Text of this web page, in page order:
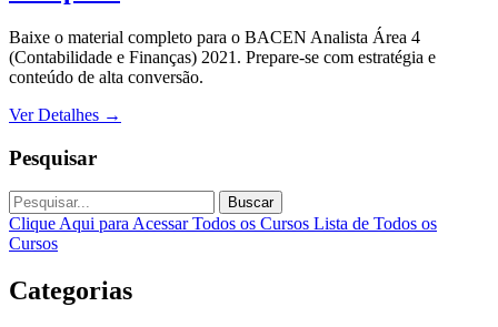
Baixe o material completo para o BACEN Analista Área 4
(Contabilidade e Finanças) 2021. Prepare-se com estratégia e
conteúdo de alta conversão.
Ver Detalhes →
Pesquisar
Buscar
Clique Aqui para Acessar Todos os Cursos Lista de Todos os
Cursos
Categorias